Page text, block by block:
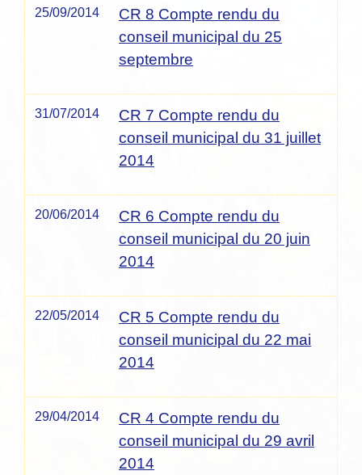
25/09/2014
CR 8 Compte rendu du
conseil municipal du 25
septembre
31/07/2014
CR 7 Compte rendu du
conseil municipal du 31 juillet
2014
20/06/2014
CR 6 Compte rendu du
conseil municipal du 20 juin
2014
22/05/2014
CR 5 Compte rendu du
conseil municipal du 22 mai
2014
29/04/2014
CR 4 Compte rendu du
conseil municipal du 29 avril
2014